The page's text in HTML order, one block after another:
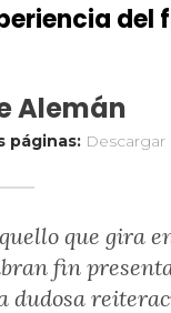
del
Alemán
páginas: Descargar
que gira
fin
dudosa